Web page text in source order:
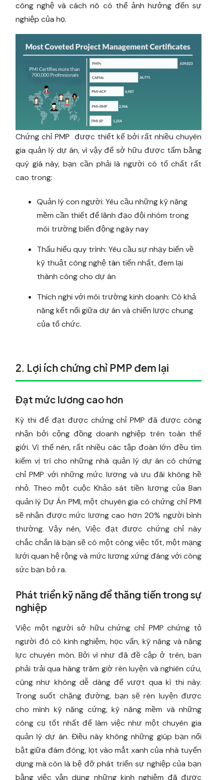
công nghệ và cách nó có thể ảnh hưởng đến sự
nghiệp của họ.
Chứng chỉ PMP được thiết kế bởi rất nhiều chuyên
gia quản lý dự án, vì vậy để sở hữu được tấm bằng
quý giá này, bạn cần phải là người có tố chất rất
cao trong:
Quản lý con người: Yêu cầu những kỹ năng
mềm cần thiết để lãnh đạo đội nhóm trong
môi trường biến động ngày nay
Thấu hiểu quy trình: Yêu cầu sự nhạy biến về
kỹ thuật công nghệ tân tiến nhất, đem lại
thành công cho dự án
Thích nghi với môi trường kinh doanh: Có khả
năng kết nối giữa dự án và chiến lược chung
của tổ chức.
2. Lợi ích chứng chỉ PMP đem lại
Đạt mức lương cao hơn
Kỳ thi để đạt được chứng chỉ PMP đã được công
nhận bởi cộng đồng doanh nghiệp trên toàn thế
giới. Vì thế nên, rất nhiều các tập đoàn lớn đều tìm
kiếm vị trí cho những nhà quản lý dự án có chứng
chỉ PMP với những mức lương và ưu đãi không hề
nhỏ. Theo một cuộc Khảo sát tiền lương của Ban
quản lý Dự Án PMI, một chuyên gia có chứng chỉ PMI
sẽ nhận được mức lương cao hơn 20% người bình
thường. Vậy nên, Việc đạt được chứng chỉ này
chắc chắn là bạn sẽ có một công việc tốt, một mạng
lưới quan hệ rộng và mức lương xứng đáng với công
sức bạn bỏ ra.
Phát triển kỹ năng để thăng tiến trong sự
nghiệp
Việc một người sở hữu chứng chỉ PMP chứng tỏ
người đó có kinh nghiệm, học vấn, kỹ năng và năng
lực chuyên môn. Bởi vì như đã đề cập ở trên, bạn
phải trải qua hàng trăm giờ rèn luyện và nghiên cứu,
cũng như không dễ dàng để vượt qua kì thi này.
Trong suốt chặng đường, bạn sẽ rèn luyện được
cho mình kỹ năng cứng, kỹ năng mềm và những
công cụ tốt nhất để làm việc như một chuyên gia
quản lý dự án. Điều này không những giúp bạn nổi
bật giữa đám đông, lọt vào mắt xanh của nhà tuyển
dụng mà còn là bệ đỡ phát triển sự nghiệp của bạn
bằng việc vận dụng những kinh nghiệm đã được